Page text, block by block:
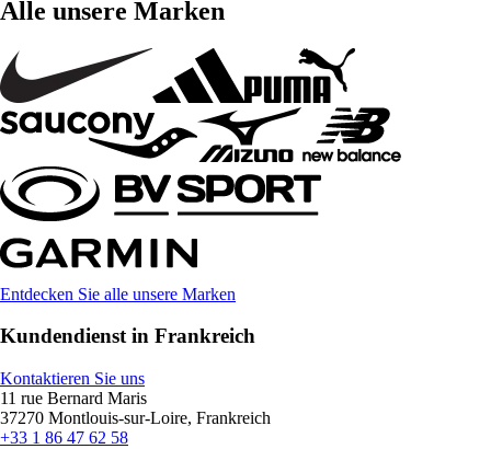
Alle unsere Marken
Entdecken Sie alle unsere Marken
Kundendienst in Frankreich
Kontaktieren Sie uns
11 rue Bernard Maris
37270 Montlouis-sur-Loire, Frankreich
+33 1 86 47 62 58